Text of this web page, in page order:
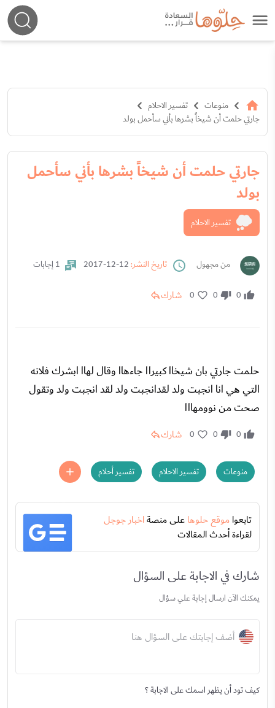
منوعات
تفسير الاحلام
جارتي حلمت أن شيخاً بشرها بأني سأحمل بولد
جارتي حلمت أن شيخاً بشرها بأني سأحمل
بولد
تفسير الاحلام
من مجهول تاريخ النشر: 1 إجابات
0
0
0 شارك
حلمت جارتي بان شيخاا كبيراا جاءهاا وقال لهاا ابشرك فلانه
التي هي انا انجبت ولد لقدانجبت ولد لقد انجبت ولد وتقول
صحت من نوومهااا
0
0
0 شارك
منوعات تفسير الاحلام تفسير أحلام
تابعواموقع حلوهاعلى منصةاخبار جوجل
لقراءة أحدث المقالات
شارك في الاجابة على السؤال
يمكنك الآن ارسال إجابة علي سؤال
أضف إجابتك على السؤال هنا
كيف تود أن يظهر اسمك على الاجابة ؟